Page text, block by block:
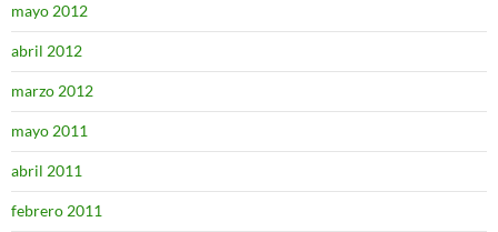
mayo 2012
abril 2012
marzo 2012
mayo 2011
abril 2011
febrero 2011